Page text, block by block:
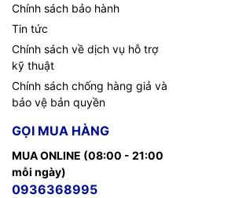
- IPv6 neighbor discovery
- IPv6 stateless address
- IPv6 multicast routing
visibility and
control
- Flexible NetFlow (FNF)
TIC.VN– Nhà phân phối và cung cấp giải
tại Việt Nam. Chúng tôi chuyên cung cấp đa
Laptop,Máy tính PC,Máy chủ - Server
giám sát,Tổng đài
máynhư tivi, tủ lạnh, máy giặt, máy hút ẩm...
công nghệ khác.TIC.VN
doanh nghiệp cũng như gia đình và cá nhân.
Chính sách bảo hành
Tin tức
Chính sách về dịch vụ hỗ trợ
kỹ thuật
Chính sách chống hàng giả và
bảo vệ bản quyền
GỌI MUA HÀNG
MUA ONLINE (08:00 - 21:00
mỗi ngày)
0936368995